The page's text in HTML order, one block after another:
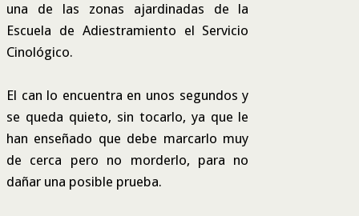
una de las zonas ajardinadas de la
Escuela de Adiestramiento el Servicio
Cinológico.
El can lo encuentra en unos segundos y
se queda quieto, sin tocarlo, ya que le
han enseñado que debe marcarlo muy
de cerca pero no morderlo, para no
dañar una posible prueba.